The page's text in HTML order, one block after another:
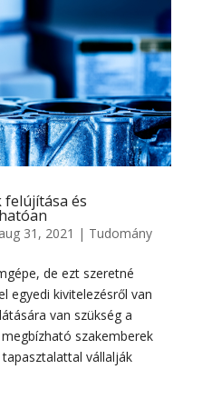
felújítása és
aug 31, 2021 | Tudomány
de ezt szeretné
egyedi kivitelezésről van
van szükség a
szakemberek
vállalják